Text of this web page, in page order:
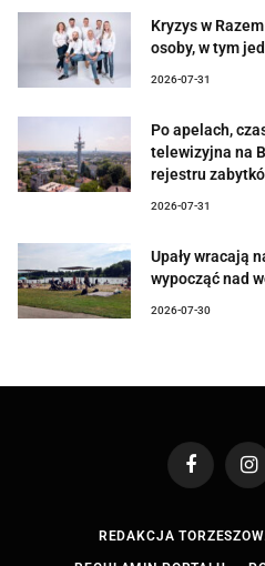
Kryzys w
osoby, w tym
2026-07-31
Po apelach,
telewizyjna na
rejestru
2026-07-31
Upały wracają
wypocząć nad
2026-07-30
Facebook
REDAKCJA